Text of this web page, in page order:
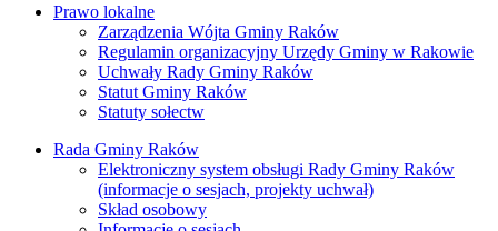
Prawo lokalne
Zarządzenia Wójta Gminy Raków
Regulamin organizacyjny Urzędy Gminy w Rakowie
Uchwały Rady Gminy Raków
Statut Gminy Raków
Statuty sołectw
Rada Gminy Raków
Elektroniczny system obsługi Rady Gminy Raków
(informacje o sesjach, projekty uchwał)
Skład osobowy